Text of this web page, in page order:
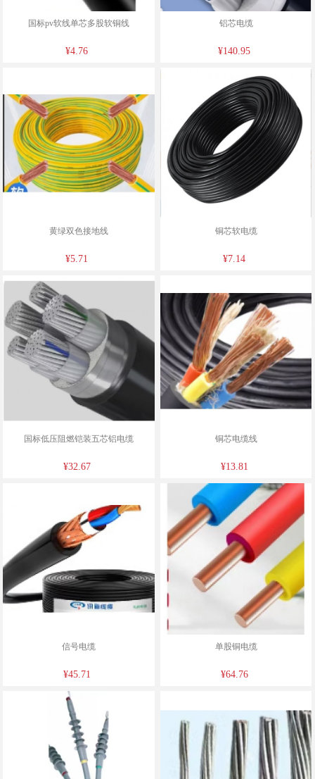
国标pv软线单芯多股软铜线
¥4.76
铝芯电缆
¥140.95
黄绿双色接地线
¥5.71
铜芯软电缆
¥7.14
国标低压阻燃铠装五芯铝电缆
¥32.67
铜芯电缆线
¥13.81
信号电缆
¥45.71
单股铜电缆
¥64.76